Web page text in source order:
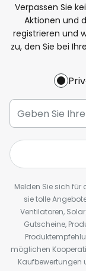
Verpassen Sie
Aktionen und
registrieren und
zu, den Sie bei
Melden Sie sich für
sie tolle
Ventilatoren,
Gutscheine,
möglichen
Kaufbewertungen